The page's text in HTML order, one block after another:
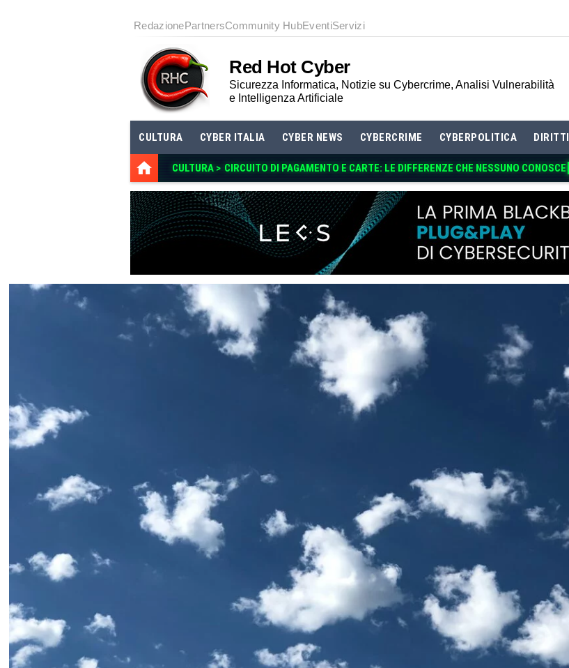
RedazionePartnersCommunity HubEventiServizi
Red Hot Cyber
Sicurezza Informatica, Notizie su Cybercrime, Analisi Vulnerabilità
e Intelligenza Artificiale
CULTURA CYBER ITALIA CYBER NEWS CYBERCRIME CYBERPOLITICA DIRITTI
CULTURA > CIRCUITO DI PAGAMENTO E